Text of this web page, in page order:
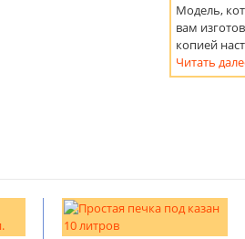
Модель,
вам
копией
Читать